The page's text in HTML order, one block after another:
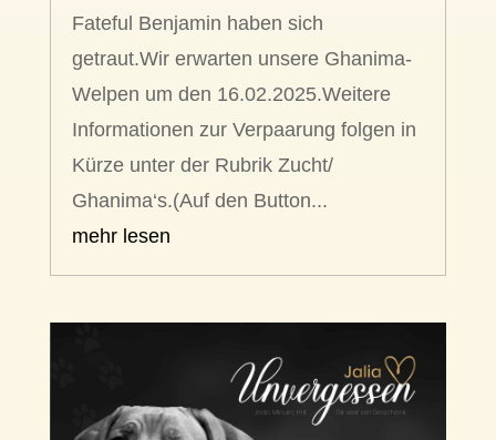
Fateful Benjamin haben sich
getraut.Wir erwarten unsere Ghanima-
Welpen um den 16.02.2025.Weitere
Informationen zur Verpaarung folgen in
Kürze unter der Rubrik Zucht/
Ghanima‘s.(Auf den Button...
mehr lesen